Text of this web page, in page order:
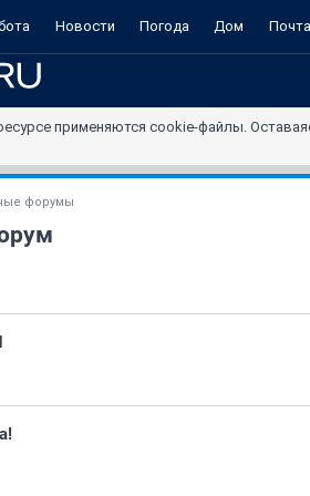
Новости Погода Дом Почта
применяются cookie-файлы.
форумы